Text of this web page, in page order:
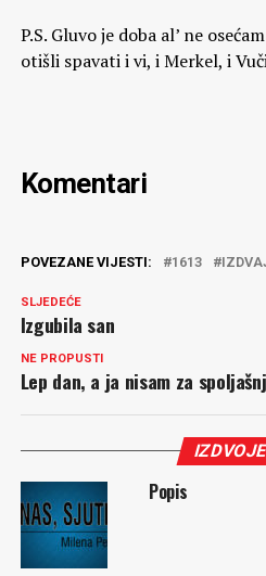
P.S. Gluvo je doba al’ ne
otišli spavati i vi, i Merkel, i
Komentari
POVEZANE VIJESTI: 1613
SLJEDEĆE
Izgubila san
NE PROPUSTI
Lep dan, a ja nisam za
Popis